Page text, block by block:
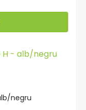
negru